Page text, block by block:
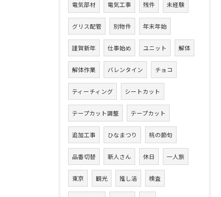
電気部材 電気工事 残件 未経験
グリス配管 別物件 年末年始
謹賀新年 仕事始め ユニット 解体
解体作業 バレンタイン チョコ
ティーチィング シートカット
テープカット調整 テープカット
追加工事 ひなまつり 桃の節句
品番切替 新人さん 休日 一人旅
東京 観光 推し活 検査